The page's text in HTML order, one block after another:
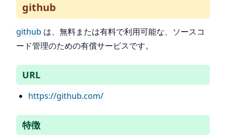
github
github は、無料または有料で利用可能な、ソースコ
ード管理のための有償サービスです。
URL
https://github.com/
特徴